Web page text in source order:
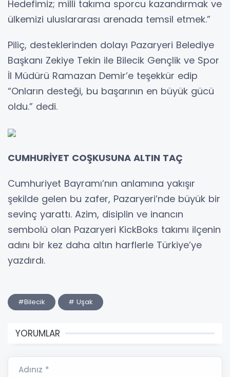
Hedefimiz; milli takıma sporcu kazandırmak ve
ülkemizi uluslararası arenada temsil etmek.”
Piliç, desteklerinden dolayı Pazaryeri Belediye
Başkanı Zekiye Tekin ile Bilecik Gençlik ve Spor
İl Müdürü Ramazan Demir’e teşekkür edip
“Onların desteği, bu başarının en büyük gücü
oldu.” dedi.
CUMHURİYET COŞKUSUNA ALTIN TAÇ
Cumhuriyet Bayramı’nın anlamına yakışır
şekilde gelen bu zafer, Pazaryeri’nde büyük bir
sevinç yarattı. Azim, disiplin ve inancın
sembolü olan Pazaryeri KickBoks takımı ilçenin
adını bir kez daha altın harflerle Türkiye’ye
yazdırdı.
#Bilecik # Uşak
YORUMLAR
Adınız *